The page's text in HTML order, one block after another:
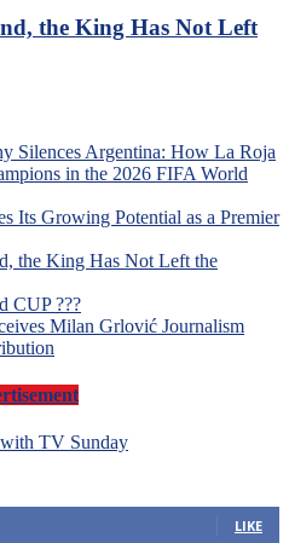
the King Has Not Left
Silences Argentina: How La Roja
in the 2026 FIFA World
Its Growing Potential as a Premier
the King Has Not Left the
CUP ???
Milan Grlović Journalism
LIKE